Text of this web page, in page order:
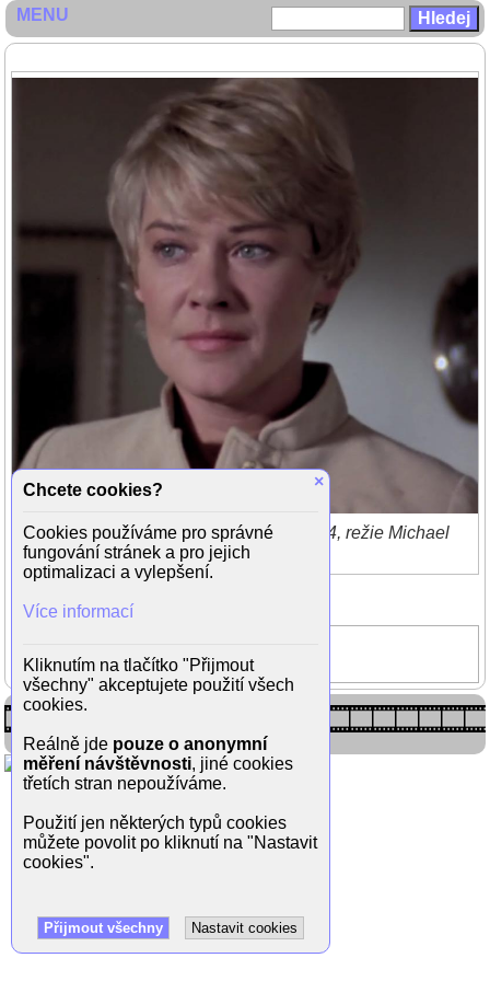
Hope Lang ve filmu Touha smrti (1974, režie Michael
Winner)
Hope Lange
MENU
×
Chcete cookies?
Cookies používáme pro správné
fungování stránek a pro jejich
optimalizaci a vylepšení.
Více informací
Kliknutím na tlačítko "Přijmout
všechny" akceptujete použití všech
cookies.
Reálně jde pouze o anonymní
měření návštěvnosti, jiné cookies
třetích stran nepoužíváme.
Použití jen některých typů cookies
můžete povolit po kliknutí na "Nastavit
cookies".
Přijmout všechny Nastavit cookies